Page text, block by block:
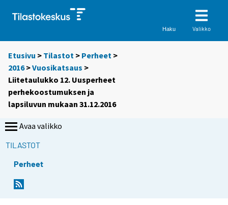
Haku Valikko
Etusivu > Tilastot > Perheet >
2016>Vuosikatsaus >
Liitetaulukko 12. Uusperheet
perhekoostumuksen ja
lapsiluvun mukaan 31.12.2016
Avaa valikko
TILASTOT
Perheet